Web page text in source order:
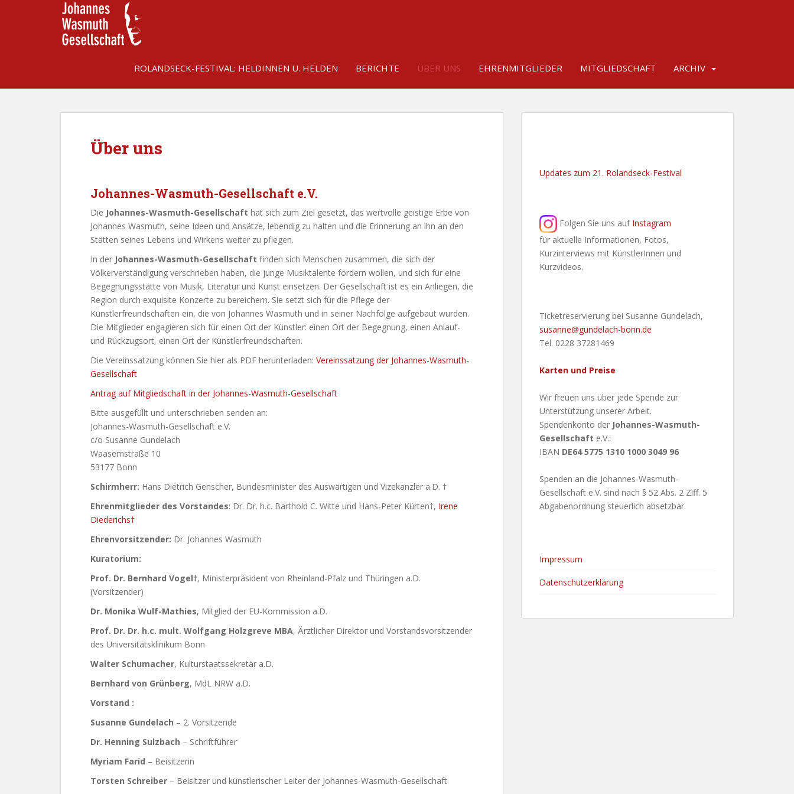
m
ROLANDSECK-FESTIVAL: HELDINNEN U. HELDEN BERICHTE ÜBER UNS EHRENMITGLIEDER MITGLIEDSCHAFT ARCHIV
Über uns
Johannes-Wasmuth-Gesellschaft e.V.
Die Johannes-Wasmuth-Gesellschaft hat sich zum Ziel gesetzt, das wertvolle geistige Erbe von
Johannes Wasmuth, seine Ideen und Ansätze, lebendig zu halten und die Erinnerung an ihn an den
Stätten seines Lebens und Wirkens weiter zu pflegen.
In der Johannes-Wasmuth-Gesellschaft finden sich Menschen zusammen, die sich der
Völkerverständigung verschrieben haben, die junge Musiktalente fördern wollen, und sich für eine
Begegnungsstätte von Musik, Literatur und Kunst einsetzen. Der Gesellschaft ist es ein Anliegen, die
Region durch exquisite Konzerte zu bereichern. Sie setzt sich für die Pflege der
Künstlerfreundschaften ein, die von Johannes Wasmuth und in seiner Nachfolge aufgebaut wurden.
Die Mitglieder engagieren sich für einen Ort der Künstler: einen Ort der Begegnung, einen Anlauf-
und Rückzugsort, einen Ort der Künstlerfreundschaften.
Die Vereinssatzung können Sie hier als PDF herunterladen: Vereinssatzung der Johannes-Wasmuth-
Gesellschaft
Antrag auf Mitgliedschaft in der Johannes-Wasmuth-Gesellschaft
Bitte ausgefüllt und unterschrieben senden an:
Johannes-Wasmuth-Gesellschaft e.V.
c/o Susanne Gundelach
Waasemstraße 10
53177 Bonn
Schirmherr: Hans Dietrich Genscher, Bundesminister des Auswärtigen und Vizekanzler a.D. †
Ehrenmitglieder des Vorstandes: Dr. Dr. h.c. Barthold C. Witte und Hans-Peter Kürten†, Irene
Diederichs†
Ehrenvorsitzender: Dr. Johannes Wasmuth
Kuratorium:
Prof. Dr. Bernhard Vogel†, Ministerpräsident von Rheinland-Pfalz und Thüringen a.D.
(Vorsitzender)
Dr. Monika Wulf-Mathies, Mitglied der EU-Kommission a.D.
Prof. Dr. Dr. h.c. mult. Wolfgang Holzgreve MBA, Ärztlicher Direktor und Vorstandsvorsitzender
des Universitätsklinikum Bonn
Walter Schumacher, Kulturstaatssekretär a.D.
Bernhard von Grünberg, MdL NRW a.D.
Vorstand :
Susanne Gundelach – 2. Vorsitzende
Dr. Henning Sulzbach – Schriftführer
Myriam Farid – Beisitzerin
Torsten Schreiber – Beisitzer und künstlerischer Leiter der Johannes-Wasmuth-Gesellschaft
Updates zum 21. Rolandseck-Festival
Folgen Sie uns auf Instagram
für aktuelle Informationen, Fotos,
Kurzinterviews mit KünstlerInnen und
Kurzvideos.
Ticketreservierung bei Susanne Gundelach,
susanne@gundelach-bonn.de
Tel. 0228 37281469
Karten und Preise
Wir freuen uns über jede Spende zur
Unterstützung unserer Arbeit.
Spendenkonto der Johannes-Wasmuth-
Gesellschaft e.V.:
IBAN DE64 5775 1310 1000 3049 96
Spenden an die Johannes-Wasmuth-
Gesellschaft e.V. sind nach § 52 Abs. 2 Ziff. 5
Abgabenordnung steuerlich absetzbar.
Impressum
Datenschutzerklärung